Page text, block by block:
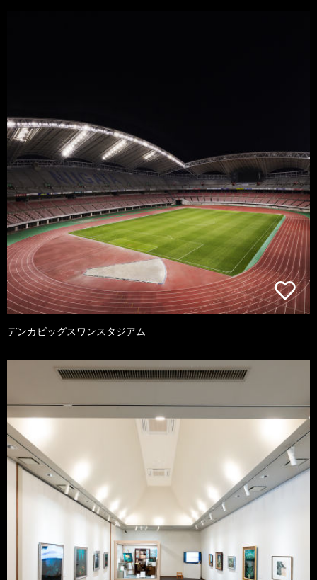
デンカビッグスワンスタジアム